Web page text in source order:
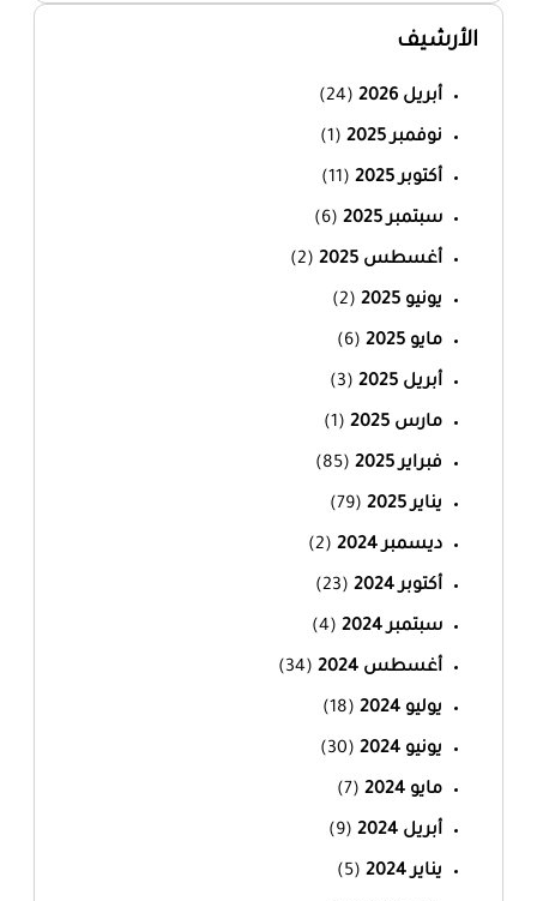
الأرشيف
أبريل 2026 (24)
نوفمبر 2025 (1)
أكتوبر 2025 (11)
سبتمبر 2025 (6)
أغسطس 2025 (2)
يونيو 2025 (2)
مايو 2025 (6)
أبريل 2025 (3)
مارس 2025 (1)
فبراير 2025 (85)
يناير 2025 (79)
ديسمبر 2024 (2)
أكتوبر 2024 (23)
سبتمبر 2024 (4)
أغسطس 2024 (34)
يوليو 2024 (18)
يونيو 2024 (30)
مايو 2024 (7)
أبريل 2024 (9)
يناير 2024 (5)